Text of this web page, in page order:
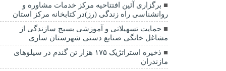
برگزاری آئین افتتاحیه مرکز خدمات مشاوره و
روانشناسی راه زندگی (رز)در کتابخانه مرکز استان
حمایت تسهیلاتی و آموزشی بسیج سازندگی از
مشاغل خانگی صنایع دستی شهرستان ساری
ذخیره استراتژیک ۱۷۵ هزار تن گندم در سیلوهای
مازندران